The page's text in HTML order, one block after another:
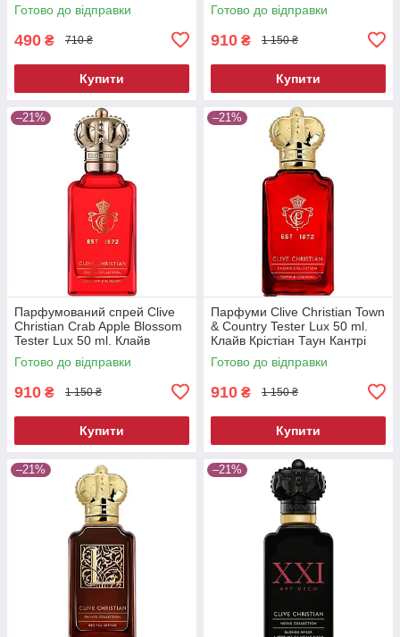
мл.
Готово до відправки
490 ₴ 710 ₴
Купити
Тестер 100 мл.
Готово до відправки
910 ₴ 1 150 ₴
Купити
–21%
Парфумований спрей Clive
Christian Crab Apple Blossom
Tester Lux 50 ml. Клайв
Крістіан Краб Епл Блоссом
Тестер Люкс 50 мл
Готово до відправки
910 ₴ 1 150 ₴
Купити
–21%
Парфуми Clive Christian Town
& Country Tester Lux 50 ml.
Клайв Крістіан Таун Кантрі
Тестер Люкс 50 мл.
Готово до відправки
910 ₴ 1 150 ₴
Купити
–21% –21%